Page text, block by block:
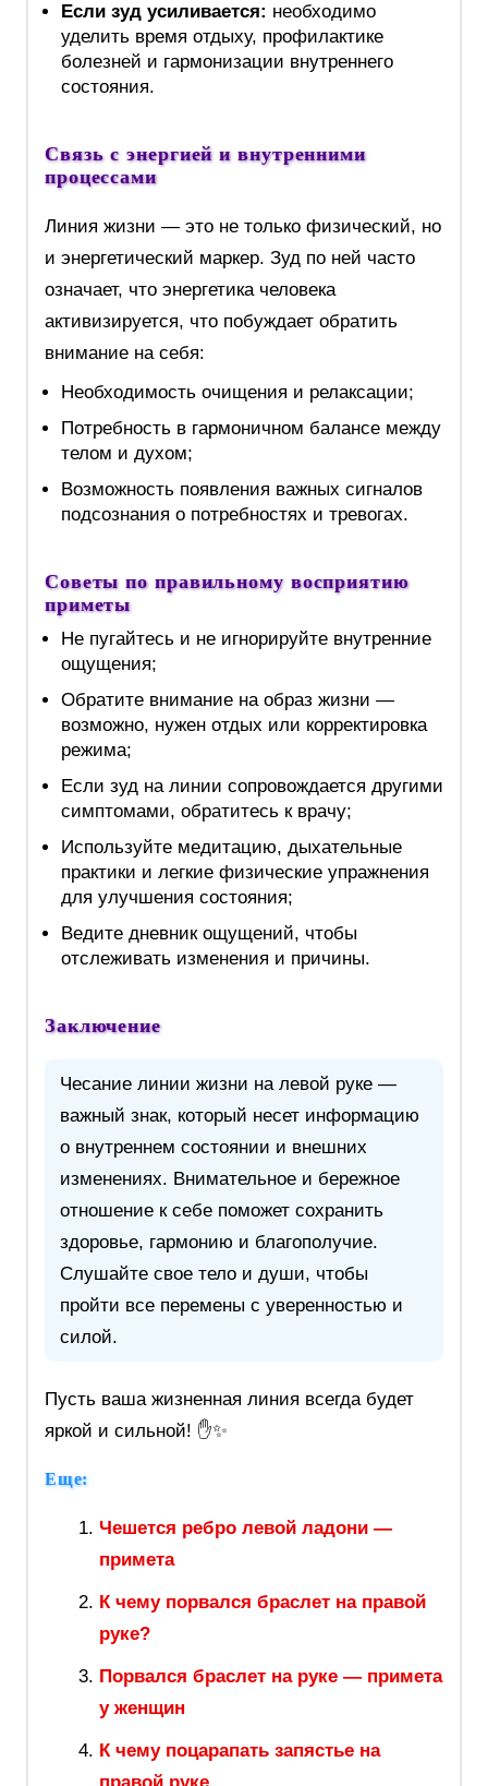
Если зуд усиливается: необходимо
уделить время отдыху, профилактике
болезней и гармонизации внутреннего
состояния.
Связь с энергией и внутренними
процессами
Линия жизни — это не только физический, но
и энергетический маркер. Зуд по ней часто
означает, что энергетика человека
активизируется, что побуждает обратить
внимание на себя:
Необходимость очищения и релаксации;
Потребность в гармоничном балансе между
телом и духом;
Возможность появления важных сигналов
подсознания о потребностях и тревогах.
Советы по правильному восприятию
приметы
Не пугайтесь и не игнорируйте внутренние
ощущения;
Обратите внимание на образ жизни —
возможно, нужен отдых или корректировка
режима;
Если зуд на линии сопровождается другими
симптомами, обратитесь к врачу;
Используйте медитацию, дыхательные
практики и легкие физические упражнения
для улучшения состояния;
Ведите дневник ощущений, чтобы
отслеживать изменения и причины.
Заключение
Чесание линии жизни на левой руке —
важный знак, который несет информацию
о внутреннем состоянии и внешних
изменениях. Внимательное и бережное
отношение к себе поможет сохранить
здоровье, гармонию и благополучие.
Слушайте свое тело и души, чтобы
пройти все перемены с уверенностью и
силой.
Пусть ваша жизненная линия всегда будет
яркой и сильной! ✋✨
Еще:
Чешется ребро левой ладони —
примета
К чему порвался браслет на правой
руке?
Порвался браслет на руке — примета
у женщин
К чему поцарапать запястье на